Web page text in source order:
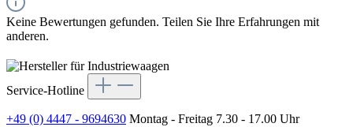
Keine Bewertungen gefunden. Teilen Sie Ihre Erfahrungen mit
anderen.
Service-Hotline
+49 (0) 4447 - 9694630 Montag - Freitag 7.30 - 17.00 Uhr